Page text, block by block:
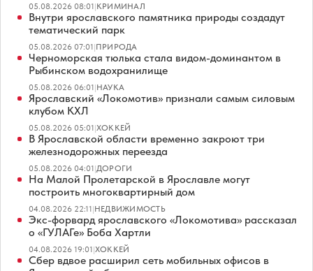
05.08.2026 08:01|КРИМИНАЛ
Внутри ярославского памятника природы создадут
тематический парк
05.08.2026 07:01|ПРИРОДА
Черноморская тюлька стала видом-доминантом в
Рыбинском водохранилище
05.08.2026 06:01|НАУКА
Ярославский «Локомотив» признали самым силовым
клубом КХЛ
05.08.2026 05:01|ХОККЕЙ
В Ярославской области временно закроют три
железнодорожных переезда
05.08.2026 04:01|ДОРОГИ
На Малой Пролетарской в Ярославле могут
построить многоквартирный дом
04.08.2026 22:11|НЕДВИЖИМОСТЬ
Экс-форвард ярославского «Локомотива» рассказал
о «ГУЛАГе» Боба Хартли
04.08.2026 19:01|ХОККЕЙ
Сбер вдвое расширил сеть мобильных офисов в